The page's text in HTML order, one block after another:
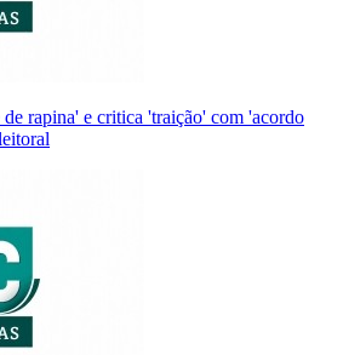
rapina' e critica 'traição' com 'acordo